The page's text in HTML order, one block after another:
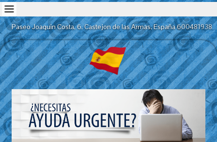
Paseo Joaquin Costa, 6, Castejon de las Armas, España600481938